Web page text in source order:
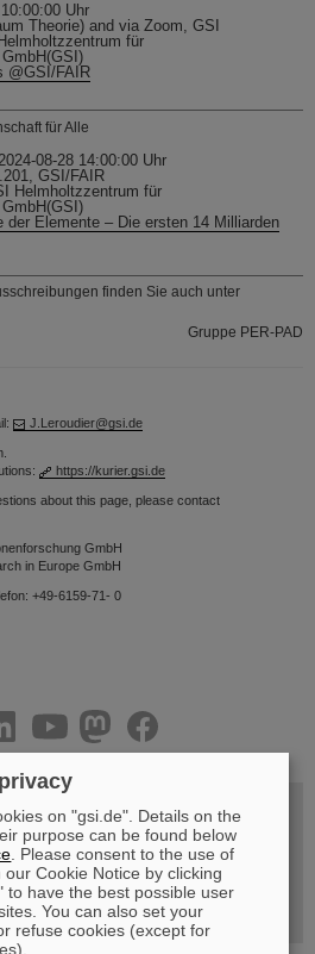
Uhr
Theorie) and via Zoom, GSI
für
@GSI/FAIR
für Alle
08-28 14:00:00 Uhr
GSI/FAIR
Helmholtzzentrum für
der Elemente – Die ersten 14 Milliarden
finden Sie auch unter
Gruppe PER-PAD
J.Leroudier@gsi.de
https://kurier.gsi.de
about this page, please contact
GmbH
in Europe GmbH
+49-6159-71- 0
facebook
on "gsi.de". Details on the
purpose can be found below
. Please consent to the use of
Cookie Notice by clicking
to have the best possible user
You can also set your
refuse cookies (except for